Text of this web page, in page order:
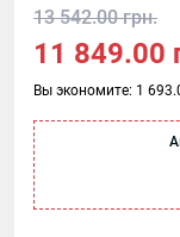
13 542.00 грн.
11 849.00
Вы экономите: 1